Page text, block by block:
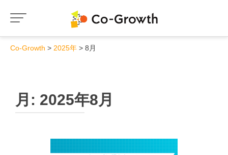
Co-Growth 2025年 8月
月: 2025年8月